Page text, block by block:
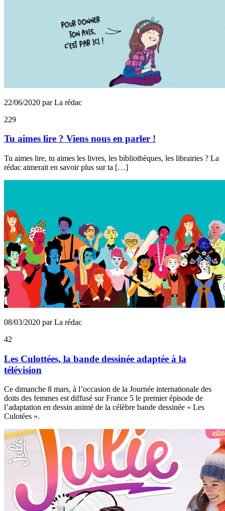
22/06/2020 par La rédac
229
Tu aimes lire ? Viens nous en parler !
Tu aimes lire, tu aimes les livres, les bibliothèques, les librairies ? La
rédac aimerait en savoir plus sur ta […]
08/03/2020 par La rédac
42
Les Culottées, la bande dessinée adaptée à la
télévision
Ce dimanche 8 mars, à l’occasion de la Journée internationale des
doits des femmes est diffusé sur France 5 le premier épisode de
l’adaptation en dessin animé de la célèbre bande dessinée « Les
Culotées ».